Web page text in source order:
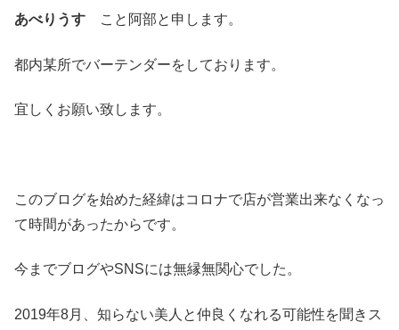
あべりうす こと阿部と申します。
都内某所でバーテンダーをしております。
宜しくお願い致します。
このブログを始めた経緯はコロナで店が営業出来なくなっ
て時間があったからです。
今までブログやSNSには無縁無関心でした。
2019年8月、知らない美人と仲良くなれる可能性を聞きス